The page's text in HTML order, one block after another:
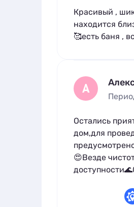
Красивый ,
находится
🥰есть баня ,
А
Остались
дом,для
😍Везде